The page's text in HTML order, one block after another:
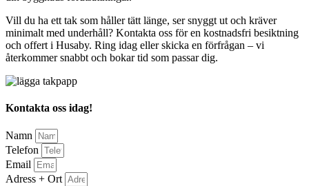
Vill du ha ett tak som håller tätt länge, ser snyggt ut och kräver
minimalt med underhåll? Kontakta oss för en kostnadsfri besiktning
och offert i Husaby. Ring idag eller skicka en förfrågan – vi
återkommer snabbt och bokar tid som passar dig.
Kontakta oss idag!
Namn
Telefon
Email
Adress + Ort